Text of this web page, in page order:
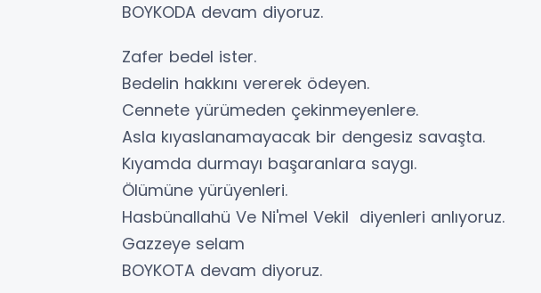
BOYKODA devam diyoruz.
Zafer bedel ister.
Bedelin hakkını vererek ödeyen.
Cennete yürümeden çekinmeyenlere.
Asla kıyaslanamayacak bir dengesiz savaşta.
Kıyamda durmayı başaranlara saygı.
Ölümüne yürüyenleri.
Hasbünallahü Ve Ni'mel Vekil diyenleri anlıyoruz.
Gazzeye selam
BOYKOTA devam diyoruz.